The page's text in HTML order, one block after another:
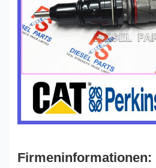
Firmeninformationen: